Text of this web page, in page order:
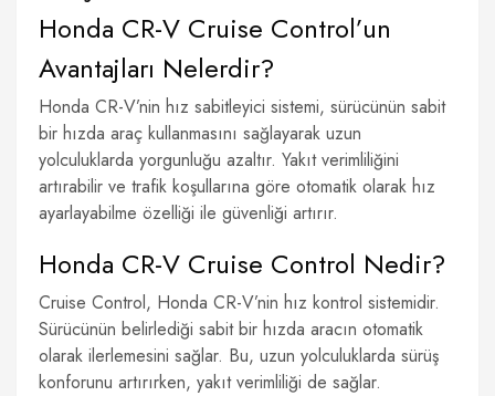
Honda CR-V Cruise Control’un
Avantajları Nelerdir?
Honda CR-V’nin hız sabitleyici sistemi, sürücünün sabit
bir hızda araç kullanmasını sağlayarak uzun
yolculuklarda yorgunluğu azaltır. Yakıt verimliliğini
artırabilir ve trafik koşullarına göre otomatik olarak hız
ayarlayabilme özelliği ile güvenliği artırır.
Honda CR-V Cruise Control Nedir?
Cruise Control, Honda CR-V’nin hız kontrol sistemidir.
Sürücünün belirlediği sabit bir hızda aracın otomatik
olarak ilerlemesini sağlar. Bu, uzun yolculuklarda sürüş
konforunu artırırken, yakıt verimliliği de sağlar.